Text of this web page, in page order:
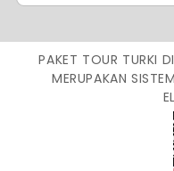
PAKET TOUR TURKI
MERUPAKAN